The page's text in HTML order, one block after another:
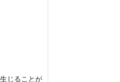
じることが